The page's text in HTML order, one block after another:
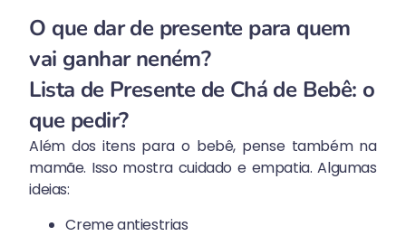
O que dar de presente para quem
vai ganhar neném?
Lista de Presente de Chá de Bebê: o
que pedir?
Além dos itens para o bebê, pense também na
mamãe. Isso mostra cuidado e empatia. Algumas
ideias:
Creme antiestrias